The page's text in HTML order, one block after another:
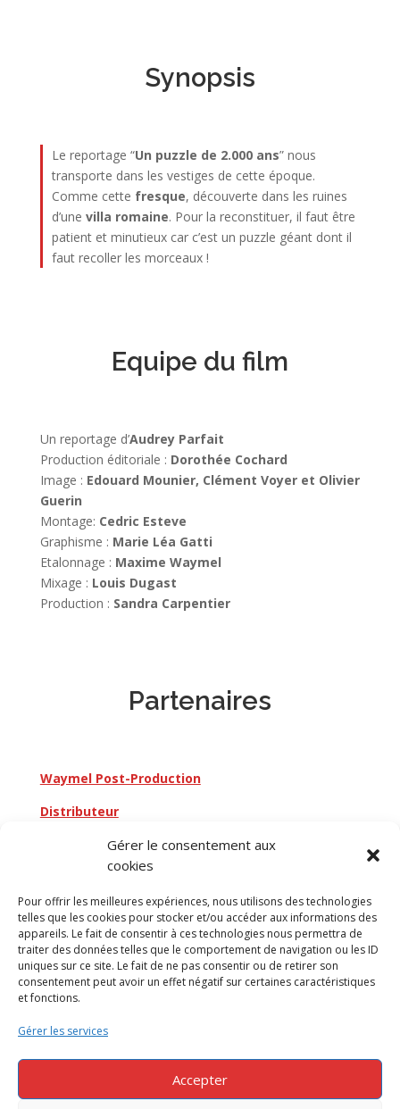
Gérer le consentement aux
cookies
Pour offrir les meilleures expériences, nous utilisons des technologies
telles que les cookies pour stocker et/ou accéder aux informations des
appareils. Le fait de consentir à ces technologies nous permettra de
traiter des données telles que le comportement de navigation ou les ID
uniques sur ce site. Le fait de ne pas consentir ou de retirer son
consentement peut avoir un effet négatif sur certaines caractéristiques
et fonctions.
Gérer les services
Accepter
Synopsis
Le reportage “Un puzzle de 2.000 ans” nous
transporte dans les vestiges de cette époque.
Comme cette fresque, découverte dans les ruines
d’une villa romaine. Pour la reconstituer, il faut être
patient et minutieux car c’est un puzzle géant dont il
faut recoller les morceaux !
Equipe du film
Un reportage d’Audrey Parfait
Production éditoriale : Dorothée Cochard
Image : Edouard Mounier, Clément Voyer et Olivier
Guerin
Montage: Cedric Esteve
Graphisme : Marie Léa Gatti
Etalonnage : Maxime Waymel
Mixage : Louis Dugast
Production : Sandra Carpentier
Partenaires
Waymel Post-Production
Distributeur
Retourner au catalogue
53 Boulevard Général Valin – 75015 Paris
01 53 98 88 88